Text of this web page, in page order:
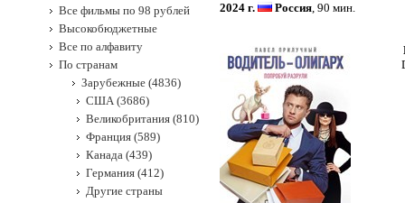
2024 г. Россия, 90 мин.
Все фильмы по 98 рублей
Высокобюджетные
Все по алфавиту
По странам
Зарубежные (4836)
США (3686)
Великобритания (810)
Франция (589)
Канада (439)
Германия (412)
Другие страны